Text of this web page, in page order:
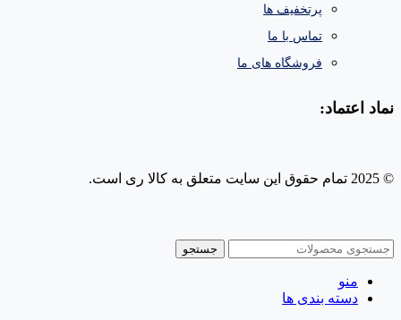
پرتخفیف ها
تماس با ما
فروشگاه های ما
نماد اعتماد:
© 2025 تمام حقوق این سایت متعلق به کالا ری است.
جستجو
منو
دسته بندی ها